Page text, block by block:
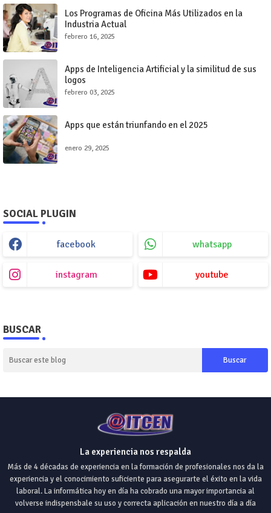
Los Programas de Oficina Más Utilizados en la
Industria Actual
febrero 16, 2025
Apps de Inteligencia Artificial y la similitud de sus
logos
febrero 03, 2025
Apps que están triunfando en el 2025
enero 29, 2025
SOCIAL PLUGIN
facebook whatsapp
instagram youtube
BUSCAR
La experiencia nos respalda
Más de 4 décadas de experiencia en la formación de profesionales nos da la
experiencia y el conocimiento suficiente para asegurarte el éxito en la vida
laboral. La informática hoy en día ha cobrado una mayor importancia al
volverse indispensbale su uso y correcta aplicación en nuestro día a día